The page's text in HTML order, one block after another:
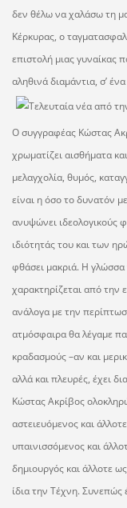
δεν θέλω να χαλάσω τη
Κέρκυρας, ο
επιστολή μιας γυναίκας
αληθινά διαμάντια, σ’
Ο συγγραφέας Κώστας
χρωματίζει αισθήματα
μελαγχολία, θυμός,
είναι η όσο το δυνατόν
ανυψώνει ιδεολογικούς
ιδιότητάς του και των
φθάσει μακριά. Η
χαρακτηρίζεται από την
ανάλογα με την
ατμόσφαιρα θα λέγαμε
κραδασμούς –αν και
αλλά και πλευρές, έχει
Κώστας Ακρίβος
αστειευόμενος και
υπαινισσόμενος και
δημιουργός και άλλοτε
ίδια την Τέχνη. Συνεπώς